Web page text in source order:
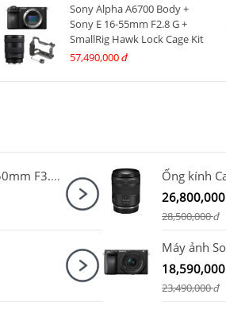
Sony Alpha A6700 Body +
Sony E 16-55mm F2.8 G +
SmallRig Hawk Lock Cage Kit
for Sony A6700 5060
57,490,000 đ
Máy ảnh Nikon Z50 II Kit Z DX 16-50mm F3.5-6.3 VR Nhập khẩu
26,800,000
28,500,000đ
18,590,000
23,490,000đ